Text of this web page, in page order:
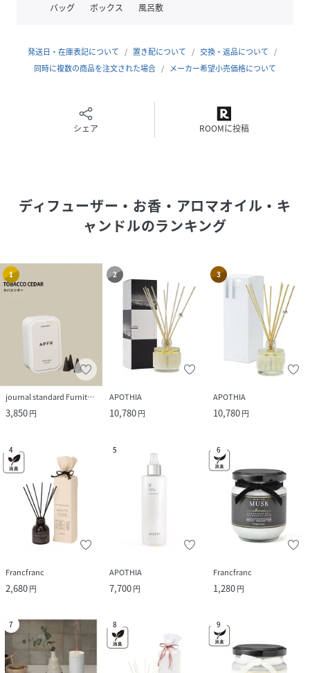
バッグ ボックス 風呂敷
発送日・在庫表記について 置き配について
交換・返品について
同時に複数の商品を注文された場合
メーカー希望小売価格について
シェア ROOMに投稿
ディフューザー・お香・アロマオイル・キ
ャンドルのランキング
1
journal standard Furniture
3,850円
2
APOTHIA
10,780円
3
APOTHIA
10,780円
4
Francfranc
2,680円
5
APOTHIA
7,700円
6
Francfranc
1,280円
7 8 9